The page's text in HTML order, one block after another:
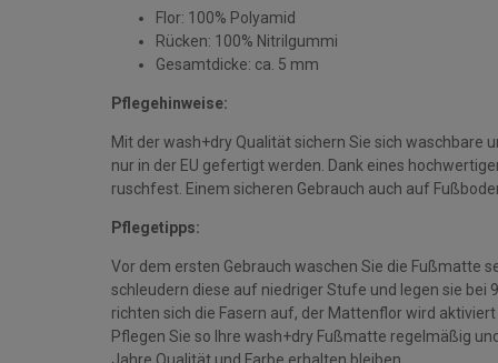
Flor: 100% Polyamid
Rücken: 100% Nitrilgummi
Gesamtdicke: ca. 5 mm
Pflegehinweise:
Mit der wash+dry Qualität sichern Sie sich waschbare
nur in der EU gefertigt werden. Dank eines
ruschfest. Einem sicheren Gebrauch auch auf
Pflegetipps:
Vor dem ersten Gebrauch waschen Sie die Fußmatte
schleudern diese auf niedriger Stufe und legen sie bei
richten sich die Fasern auf, der Mattenflor wird
Pflegen Sie so Ihre wash+dry Fußmatte regelmäßig